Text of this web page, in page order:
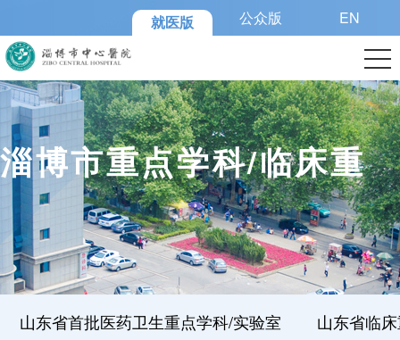
就医版 公众版 EN
淄博市重点学科/临床重
点专科
山东省首批医药卫生重点学科/实验室 山东省临